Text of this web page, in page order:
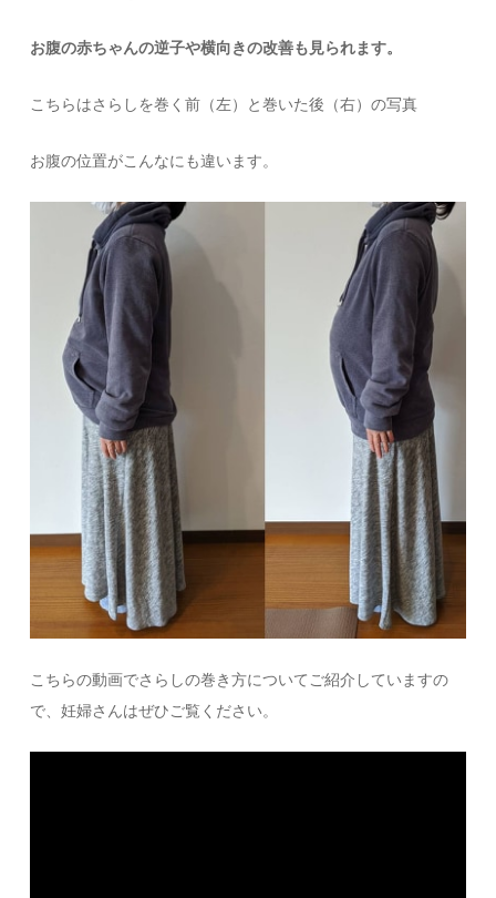
お腹の赤ちゃんの逆子や横向きの改善も見られます。
こちらはさらしを巻く前（左）と巻いた後（右）の写真
お腹の位置がこんなにも違います。
こちらの動画でさらしの巻き方についてご紹介していますの
で、妊婦さんはぜひご覧ください。